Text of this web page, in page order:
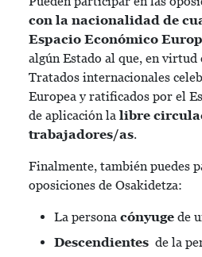
con la nacionalidad de
Espacio Económico
algún Estado al que, en virtud
Tratados internacionales
Europea y ratificados por el
de aplicación la libre
trabajadores/as.
Finalmente, también puedes
oposiciones de Osakidetza:
La persona cónyuge de
Descendientes de la